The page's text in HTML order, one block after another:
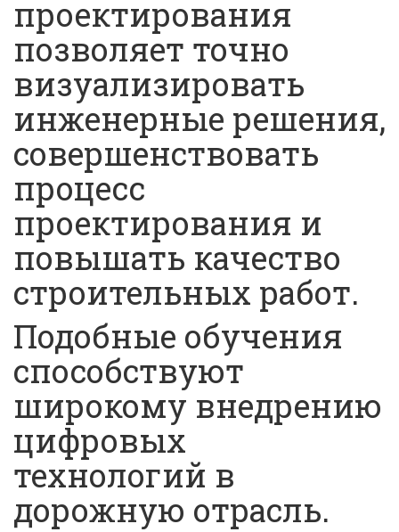
проектирования
позволяет точно
визуализировать
инженерные решения,
совершенствовать
процесс
проектирования и
повышать качество
строительных работ.
Подобные обучения
способствуют
широкому внедрению
цифровых
технологий в
дорожную отрасль.